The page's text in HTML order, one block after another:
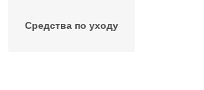
Средства по уходу